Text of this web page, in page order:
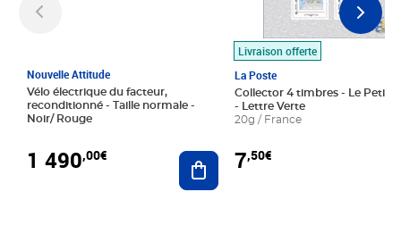
Nouvelle Attitude
Vélo électrique du facteur,
reconditionné - Taille normale -
Noir/ Rouge
1 490,00€ Ajouter au panier
Livraison offerte
La Poste
Collector 4 timbres - Le Petit
- Lettre Verte
20g / France
7,50€